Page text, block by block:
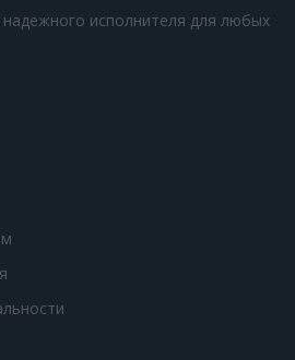
исполнителя для любых